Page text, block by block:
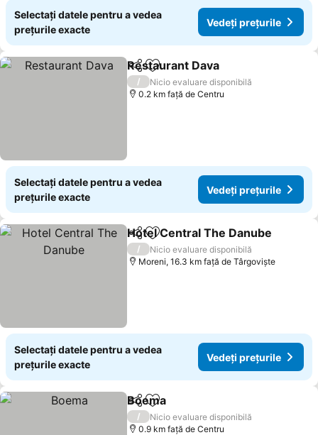
Selectați datele pentru a vedea
prețurile exacte
Vedeți prețurile
DistribuițiAdăugaţi la favorite
Restaurant Dava
/
Nicio evaluare disponibilă
0.2 km faţă de Centru
Selectați datele pentru a vedea
prețurile exacte
Vedeți prețurile
DistribuițiAdăugaţi la favorite
Hotel Central The Danube
/
Nicio evaluare disponibilă
Moreni, 16.3 km faţă de Târgoviște
Selectați datele pentru a vedea
prețurile exacte
Vedeți prețurile
DistribuițiAdăugaţi la favorite
Boema
/
Nicio evaluare disponibilă
0.9 km faţă de Centru